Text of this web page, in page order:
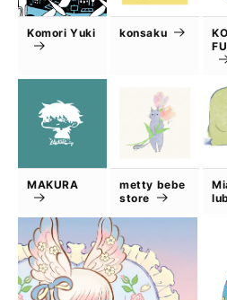
Komori Yuki konsaku
MAKURA
metty bebe
store